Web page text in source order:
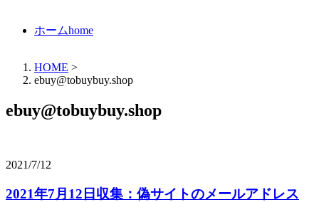
ホームhome
HOME >
ebuy@tobuybuy.shop
ebuy@tobuybuy.shop
2021/7/12
2021年7月12日収集：偽サイトのメールアドレス